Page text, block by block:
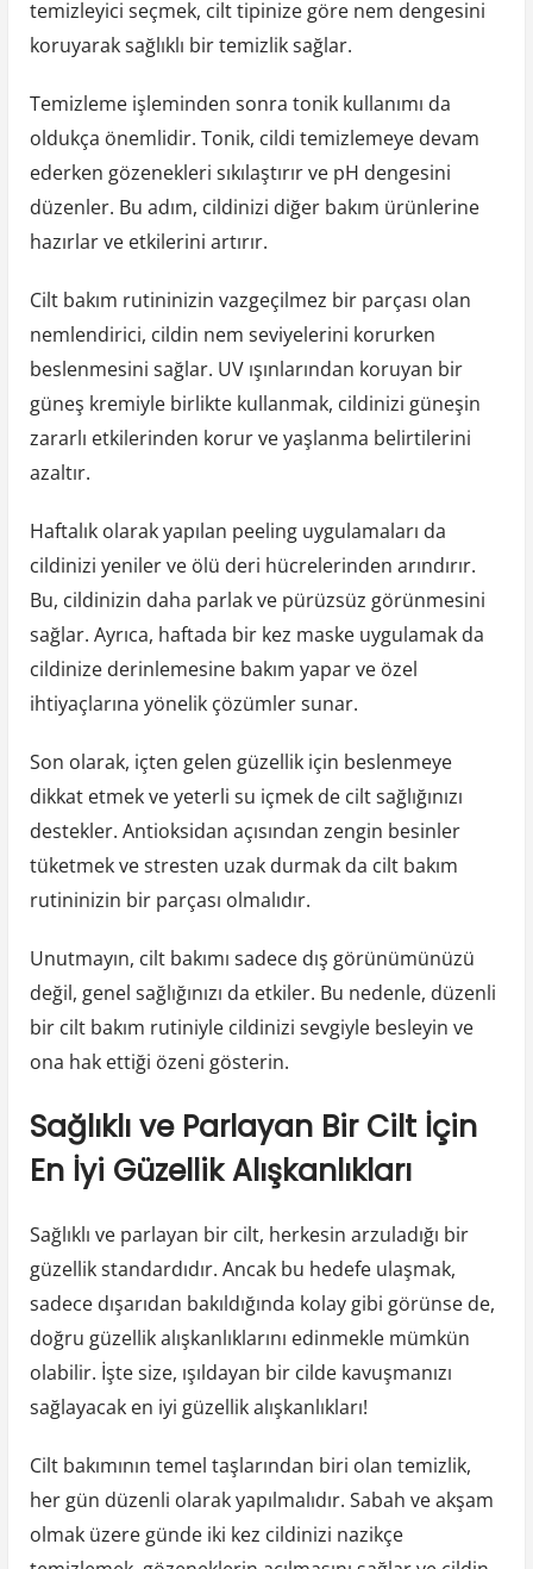
temizleyici seçmek, cilt tipinize göre nem dengesini
koruyarak sağlıklı bir temizlik sağlar.
Temizleme işleminden sonra tonik kullanımı da
oldukça önemlidir. Tonik, cildi temizlemeye devam
ederken gözenekleri sıkılaştırır ve pH dengesini
düzenler. Bu adım, cildinizi diğer bakım ürünlerine
hazırlar ve etkilerini artırır.
Cilt bakım rutininizin vazgeçilmez bir parçası olan
nemlendirici, cildin nem seviyelerini korurken
beslenmesini sağlar. UV ışınlarından koruyan bir
güneş kremiyle birlikte kullanmak, cildinizi güneşin
zararlı etkilerinden korur ve yaşlanma belirtilerini
azaltır.
Haftalık olarak yapılan peeling uygulamaları da
cildinizi yeniler ve ölü deri hücrelerinden arındırır.
Bu, cildinizin daha parlak ve pürüzsüz görünmesini
sağlar. Ayrıca, haftada bir kez maske uygulamak da
cildinize derinlemesine bakım yapar ve özel
ihtiyaçlarına yönelik çözümler sunar.
Son olarak, içten gelen güzellik için beslenmeye
dikkat etmek ve yeterli su içmek de cilt sağlığınızı
destekler. Antioksidan açısından zengin besinler
tüketmek ve stresten uzak durmak da cilt bakım
rutininizin bir parçası olmalıdır.
Unutmayın, cilt bakımı sadece dış görünümünüzü
değil, genel sağlığınızı da etkiler. Bu nedenle, düzenli
bir cilt bakım rutiniyle cildinizi sevgiyle besleyin ve
ona hak ettiği özeni gösterin.
Sağlıklı ve Parlayan Bir Cilt İçin
En İyi Güzellik Alışkanlıkları
Sağlıklı ve parlayan bir cilt, herkesin arzuladığı bir
güzellik standardıdır. Ancak bu hedefe ulaşmak,
sadece dışarıdan bakıldığında kolay gibi görünse de,
doğru güzellik alışkanlıklarını edinmekle mümkün
olabilir. İşte size, ışıldayan bir cilde kavuşmanızı
sağlayacak en iyi güzellik alışkanlıkları!
Cilt bakımının temel taşlarından biri olan temizlik,
her gün düzenli olarak yapılmalıdır. Sabah ve akşam
olmak üzere günde iki kez cildinizi nazikçe